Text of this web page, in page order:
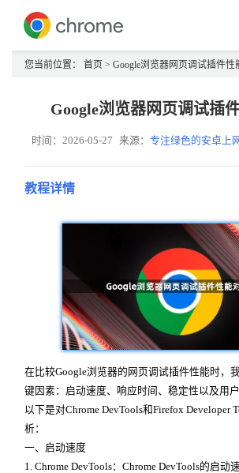
您当前位置： 首页 > Google浏览器网页调试插件性
Google浏览器网页调试插
时间：2026-05-27 来源：专注绿色的安卓上
教程详情
在比较Google浏览器的网页调试插件性能时，
键因素：启动速度、响应时间、稳定性以及用
以下是对Chrome DevTools和Firefox Developer
析：
一、启动速度
1. Chrome DevTools：Chrome DevTools的启动